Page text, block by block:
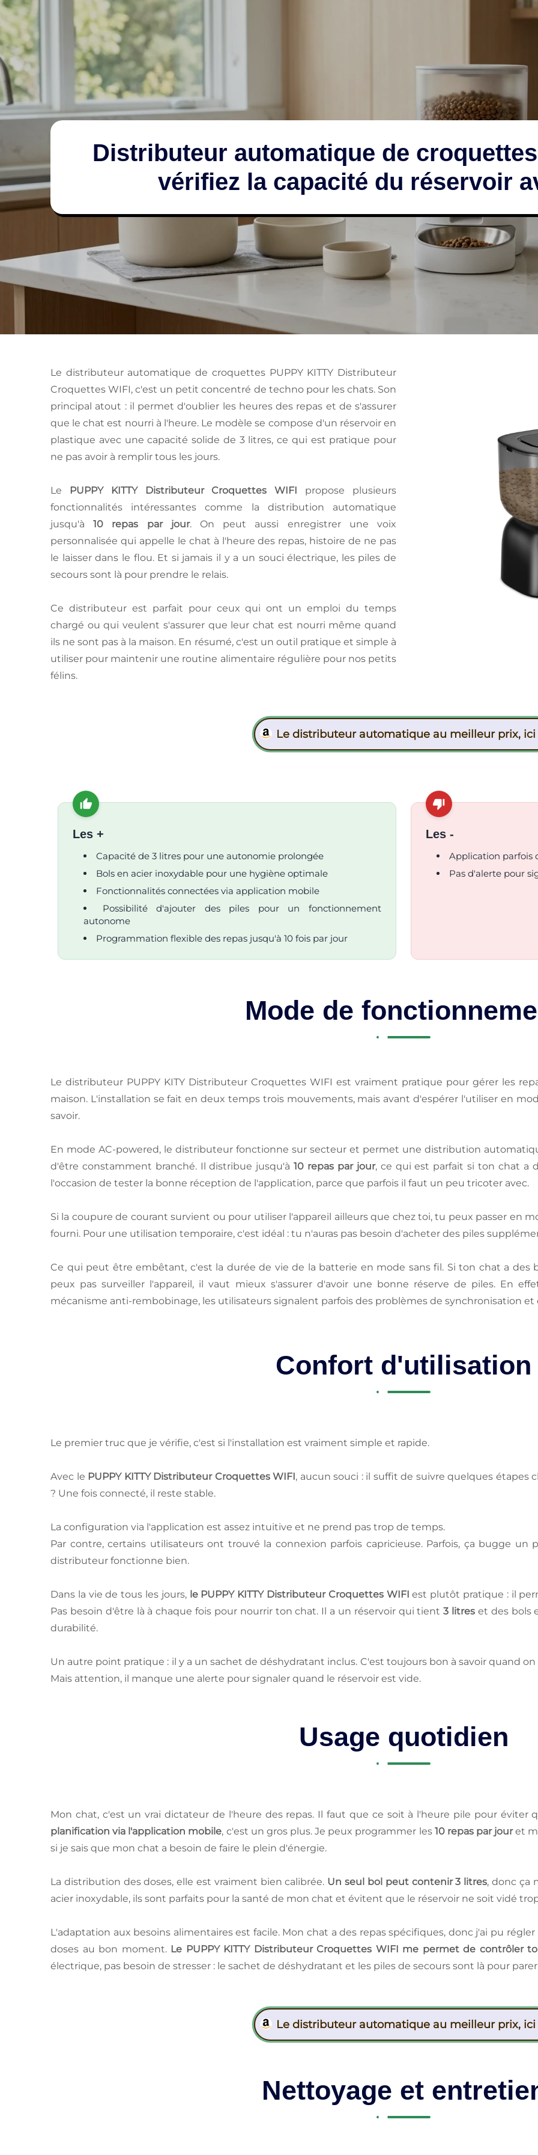
Distributeur automatique de
vérifiez la capacité du réservoir
Le distributeur automatique de croquettes PUPPY KITTY Distributeur
Croquettes WIFI, c'est un petit concentré de techno pour les chats. Son
principal atout : il permet d'oublier les heures des repas et de s'assurer
que le chat est nourri à l'heure. Le modèle se compose d'un réservoir en
plastique avec une capacité solide de 3 litres, ce qui est pratique pour
ne pas avoir à remplir tous les jours.
Le PUPPY KITTY Distributeur Croquettes WIFI propose plusieurs
fonctionnalités intéressantes comme la distribution automatique
jusqu'à10 repas par jour. On peut aussi enregistrer une voix
personnalisée qui appelle le chat à l'heure des repas, histoire de ne pas
le laisser dans le flou. Et si jamais il y a un souci électrique, les piles de
secours sont là pour prendre le relais.
Ce distributeur est parfait pour ceux qui ont un emploi du temps
chargé ou qui veulent s'assurer que leur chat est nourri même quand
ils ne sont pas à la maison. En résumé, c'est un outil pratique et simple à
utiliser pour maintenir une routine alimentaire régulière pour nos petits
félins.
Le distributeur automatique au meilleur prix, ici
Les +
Capacité de 3 litres pour une autonomie prolongée
Bols en acier inoxydable pour une hygiène optimale
Fonctionnalités connectées via application mobile
Possibilité d'ajouter des piles pour un fonctionnement
autonome
Programmation flexible des repas jusqu'à 10 fois par jour
Les -
Application parfois
Pas d'alerte pour
Mode de
Le distributeur PUPPY KITY Distributeur Croquettes WIFI est vraiment pratique pour gérer les
maison. L'installation se fait en deux temps trois mouvements, mais avant d'espérer l'utiliser en
savoir.
En mode AC-powered, le distributeur fonctionne sur secteur et permet une distribution
d'être constamment branché. Il distribue jusqu'à10 repas par jour, ce qui est parfait si ton chat a
l'occasion de tester la bonne réception de l'application, parce que parfois il faut un peu tricoter avec.
Si la coupure de courant survient ou pour utiliser l'appareil ailleurs que chez toi, tu peux passer en
fourni. Pour une utilisation temporaire, c'est idéal : tu n'auras pas besoin d'acheter des piles
Ce qui peut être embêtant, c'est la durée de vie de la batterie en mode sans fil. Si ton chat a
peux pas surveiller l'appareil, il vaut mieux s'assurer d'avoir une bonne réserve de piles. En
mécanisme anti-rembobinage, les utilisateurs signalent parfois des problèmes de synchronisation
Confort d'utilisation
Le premier truc que je vérifie, c'est si l'installation est vraiment simple et rapide.
Avec le PUPPY KITTY Distributeur Croquettes WIFI, aucun souci : il suffit de suivre quelques
? Une fois connecté, il reste stable.
La configuration via l'application est assez intuitive et ne prend pas trop de temps.
Par contre, certains utilisateurs ont trouvé la connexion parfois capricieuse. Parfois, ça bugge un
distributeur fonctionne bien.
Dans la vie de tous les jours, le PUPPY KITTY Distributeur Croquettes WIFI est plutôt pratique : il
Pas besoin d'être là à chaque fois pour nourrir ton chat. Il a un réservoir qui tient3 litres et des bols
durabilité.
Un autre point pratique : il y a un sachet de déshydratant inclus. C'est toujours bon à savoir quand
Mais attention, il manque une alerte pour signaler quand le réservoir est vide.
Usage quotidien
Mon chat, c'est un vrai dictateur de l'heure des repas. Il faut que ce soit à l'heure pile pour éviter
planification via l'application mobile, c'est un gros plus. Je peux programmer les 10 repas par jouret
si je sais que mon chat a besoin de faire le plein d'énergie.
La distribution des doses, elle est vraiment bien calibrée. Un seul bol peut contenir 3 litres, donc ça
acier inoxydable, ils sont parfaits pour la santé de mon chat et évitent que le réservoir ne soit vidé
L'adaptation aux besoins alimentaires est facile. Mon chat a des repas spécifiques, donc j'ai pu
doses au bon moment.Le PUPPY KITTY Distributeur Croquettes WIFI me permet de contrôler
électrique, pas besoin de stresser : le sachet de déshydratant et les piles de secours sont là pour
Le distributeur automatique au meilleur prix, ici
Nettoyage et